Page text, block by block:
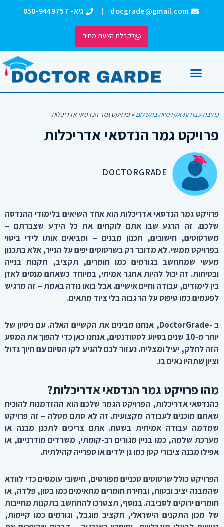
docgrade@gmail.com גיא- 050-9449757
לקבלת הצעת מחיר
כתיבת עבודות אקדמיות בתשלום» פרויקט גמר הנדסאי אדריכלות
פרויקט גמר הנדסאי אדריכלות
DOCTORGRADE
פרויקט גמר הנדסאי אדריכלות הוא אחד השיאים בלימודי ההנדסה
שלכם. זה הרגע שבו אתם לוקחים את כל הידע שצברתם –
משרטוטים, חישובים, תכנון מבנים – ומביאים אותו לידי ביטוי
בפרויקט ממשי. לא מדובר רק בשרטוטים יפים על הנייר, אלא בתכנון
מעשי שמתחשב בגורמים כמו חומרים, תקציב, תקנות בנייה
ובטיחות. זה יכול להיות אתגר אמיתי, במיוחד כשאתם מנסים לאזן
בין לימודים, עבודה וחיים אישיים. אבל בואו נודה באמת – זה מרגיש
לפעמים כמו טיפוס על הר גבוה בלי ציוד מתאים.
ב -DoctorGrade,
אנחנו מבינים את הקשיים האלה. עם ניסיון של
יותר מ-10 שנים בסיוע לסטודנטים, אנחנו כאן כדי להפוך את המסע
הזה לחלק, יעיל ומצליח. נעזור לכם להגיע לקו הסיום עם חיוך גדול
וציון שתהיו גאים בו.
מהו פרויקט גמר הנדסאי אדריכלות?
כהנדסאי אדריכלות, הפרויקט הגמר שלכם הוא ההזדמנות להוכיח
שאתם מוכנים לעבודה מקצועית. זה לא סתם מטלה – זה פרויקט
שמדמה עבודה אמיתית בשטח. אתם צריכים לתכנן מבנה או
מערכת שלמה, כמו בניין מגורים רב-קומתי, משרדים מודרניים, או
אפילו מבנה ציבורי קטן כמו גן ילדים או ספרייה קהילתית.
הפרויקט כולל שרטוטים טכניים מפורטים, חישובי עומסים כדי לוודא
שהמבנה יציב ובטוח, ובחירת חומרים מתאימים כמו בטון, פלדה, או
חומרים ירוקים לסביבה. בנוסף, תצטרכו להתחשב בתקנות מחייבות
של מכון התקנים הישראלי, תקציב מוגבל, וגורמים כמו קיימות,